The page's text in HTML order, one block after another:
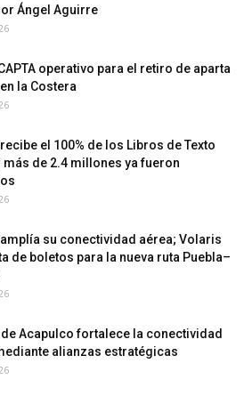
Ángel Aguirre
operativo para el retiro de aparta
la Costera
el 100% de los Libros de Texto
más de 2.4 millones ya fueron
su conectividad aérea; Volaris
de boletos para la nueva ruta Puebla–
Acapulco fortalece la conectividad
alianzas estratégicas